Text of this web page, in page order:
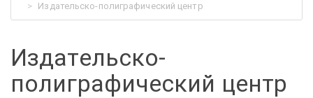
Издательско-полиграфический центр
Издательско-
полиграфический центр